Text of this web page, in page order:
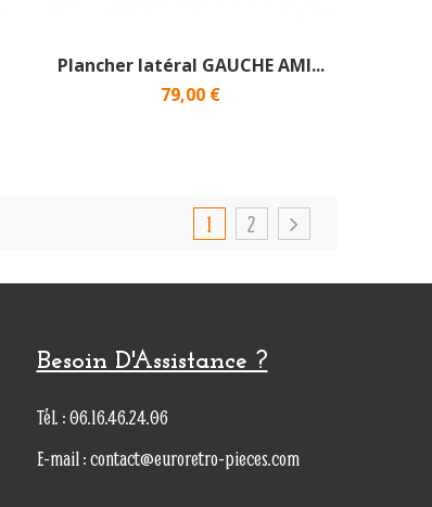
Plancher latéral GAUCHE AMI...
79,00 €
1 2
Besoin D'Assistance ?
Tél. : 06.16.46.24.06
E-mail : contact@euroretro-pieces.com